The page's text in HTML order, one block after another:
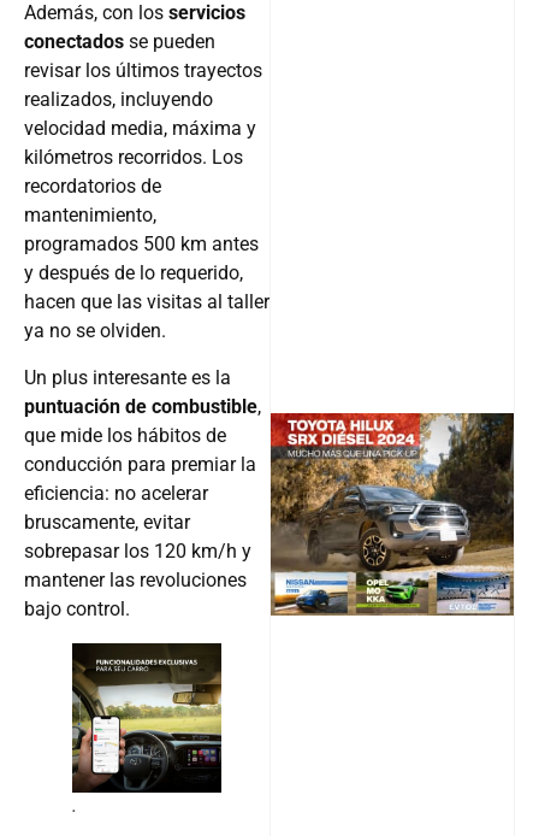
Además, con los servicios
conectados se pueden
revisar los últimos trayectos
realizados, incluyendo
velocidad media, máxima y
kilómetros recorridos. Los
recordatorios de
mantenimiento,
programados 500 km antes
y después de lo requerido,
hacen que las visitas al taller
ya no se olviden.
Un plus interesante es la
puntuación de combustible,
que mide los hábitos de
conducción para premiar la
eficiencia: no acelerar
bruscamente, evitar
sobrepasar los 120 km/h y
mantener las revoluciones
bajo control.
.
Follow